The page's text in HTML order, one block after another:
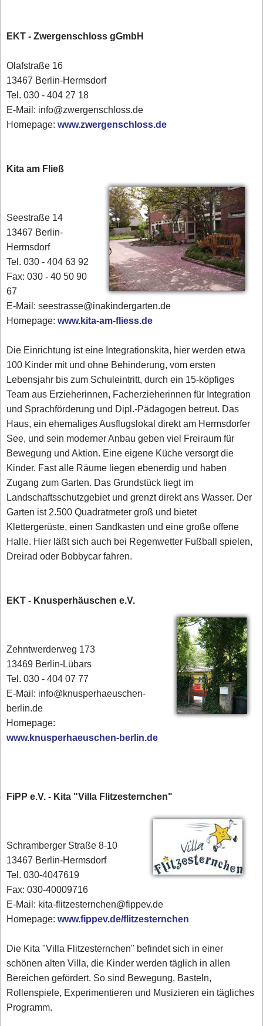
EKT - Zwergenschloss gGmbH
Olafstraße 16
13467 Berlin-Hermsdorf
Tel. 030 - 404 27 18
E-Mail: info@zwergenschloss.de
Homepage:www.zwergenschloss.de
Kita am Fließ
Seestraße 14
13467 Berlin-
Hermsdorf
Tel. 030 - 404 63 92
Fax: 030 - 40 50 90
67
E-Mail: seestrasse@inakindergarten.de
Homepage:www.kita-am-fliess.de
Die Einrichtung ist eine Integrationskita, hier werden etwa
100 Kinder mit und ohne Behinderung, vom ersten
Lebensjahr bis zum Schuleintritt, durch ein 15-köpfiges
Team aus Erzieherinnen, Facherzieherinnen für Integration
und Sprachförderung und Dipl.-Pädagogen betreut. Das
Haus, ein ehemaliges Ausflugslokal direkt am Hermsdorfer
See, und sein moderner Anbau geben viel Freiraum für
Bewegung und Aktion. Eine eigene Küche versorgt die
Kinder. Fast alle Räume liegen ebenerdig und haben
Zugang zum Garten. Das Grundstück liegt im
Landschaftsschutzgebiet und grenzt direkt ans Wasser. Der
Garten ist 2.500 Quadratmeter groß und bietet
Klettergerüste, einen Sandkasten und eine große offene
Halle. Hier läßt sich auch bei Regenwetter Fußball spielen,
Dreirad oder Bobbycar fahren.
EKT - Knusperhäuschen e.V.
Zehntwerderweg 173
13469 Berlin-Lübars
Tel. 030 - 404 07 77
E-Mail: info@knusperhaeuschen-
berlin.de
Homepage:
www.knusperhaeuschen-berlin.de
FiPP e.V. - Kita "Villa Flitzesternchen"
Schramberger Straße 8-10
13467 Berlin-Hermsdorf
Tel. 030-4047619
Fax: 030-40009716
E-Mail: kita-flitzesternchen@fippev.de
Homepage:www.fippev.de/flitzesternchen
Die Kita "Villa Flitzesternchen" befindet sich in einer
schönen alten Villa, die Kinder werden täglich in allen
Bereichen gefördert. So sind Bewegung, Basteln,
Rollenspiele, Experimentieren und Musizieren ein tägliches
Programm.